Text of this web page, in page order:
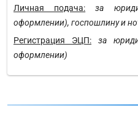
Личная подача: за
оформлении), госпошлину и
Регистрация ЭЦП: за
оформлении)